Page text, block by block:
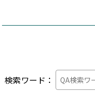
検索ワード：